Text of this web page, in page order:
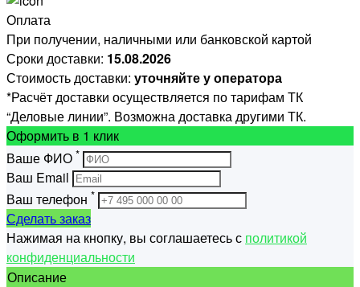
Оплата
При получении, наличными или банковской картой
Сроки доставки: 15.08.2026
Стоимость доставки: уточняйте у оператора
*Расчёт доставки осуществляется по тарифам ТК
“Деловые линии”. Возможна доставка другими ТК.
Оформить в 1 клик
Ваше ФИО *
Ваш Email
Ваш телефон *
Сделать заказ
Нажимая на кнопку, вы соглашаетесь с политикой
конфиденциальности
Описание